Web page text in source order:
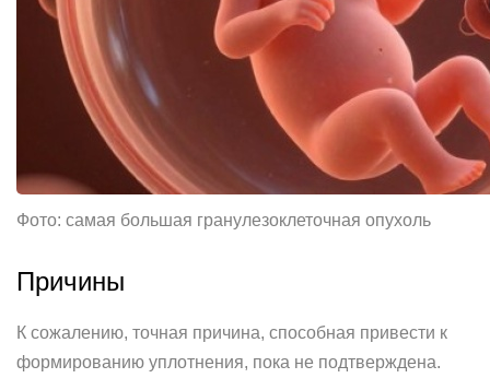
Фото: самая большая гранулезоклеточная опухоль
Причины
К сожалению, точная причина, способная привести к
формированию уплотнения, пока не подтверждена.